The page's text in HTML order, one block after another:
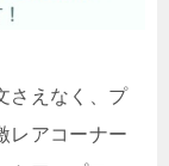
さえなく、プ
レアコーナー